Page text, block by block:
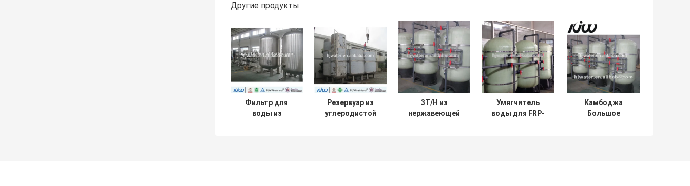
Другие продукты
Фильтр для
воды из
Резервуар из
углеродистой
3T/H из
нержавеющей
Умягчитель
воды для FRP-
Камбоджа
Большое